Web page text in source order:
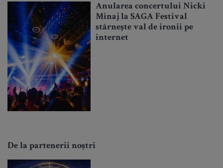
Anularea concertului Nicki
Minaj la SAGA Festival
stârnește val de ironii pe
internet
De la partenerii noștri